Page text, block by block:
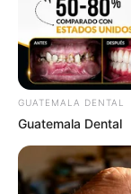
ดวงรายวัน 10 กันยา
10 ก.ย. 2022
GUATEMALA DENTAL
Guatemala Dental